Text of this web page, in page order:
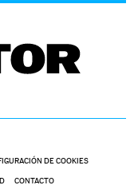
DE COOKIES
CONTACTO